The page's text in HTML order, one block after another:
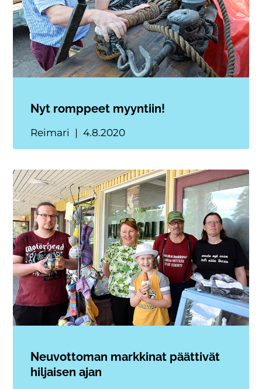
Nyt romppeet myyntiin!
Reimari 4.8.2020
Neuvottoman markkinat päättivät
hiljaisen ajan